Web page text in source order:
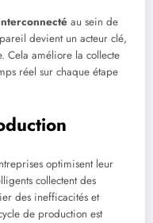
au sein de
devient un acteur clé,
Cela améliore la collecte
réel sur chaque étape
optimisent leur
collectent des
des inefficacités et
de production est